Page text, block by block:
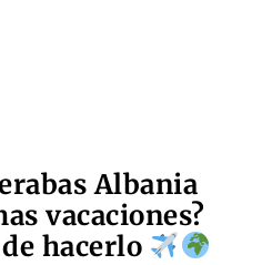
Albania
vacaciones?
hacerlo